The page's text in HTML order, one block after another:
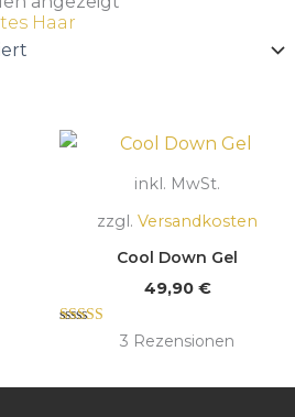
Haar
inkl. MwSt.
zzgl. Versandkosten
Cool Down Gel
49,90 €
Bewertet mit
3 Rezensionen